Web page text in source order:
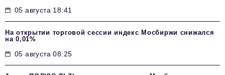
05 августа 18:41
На открытии торговой сессии индекс Мосбиржи снижался
на 0,01%
05 августа 08:25